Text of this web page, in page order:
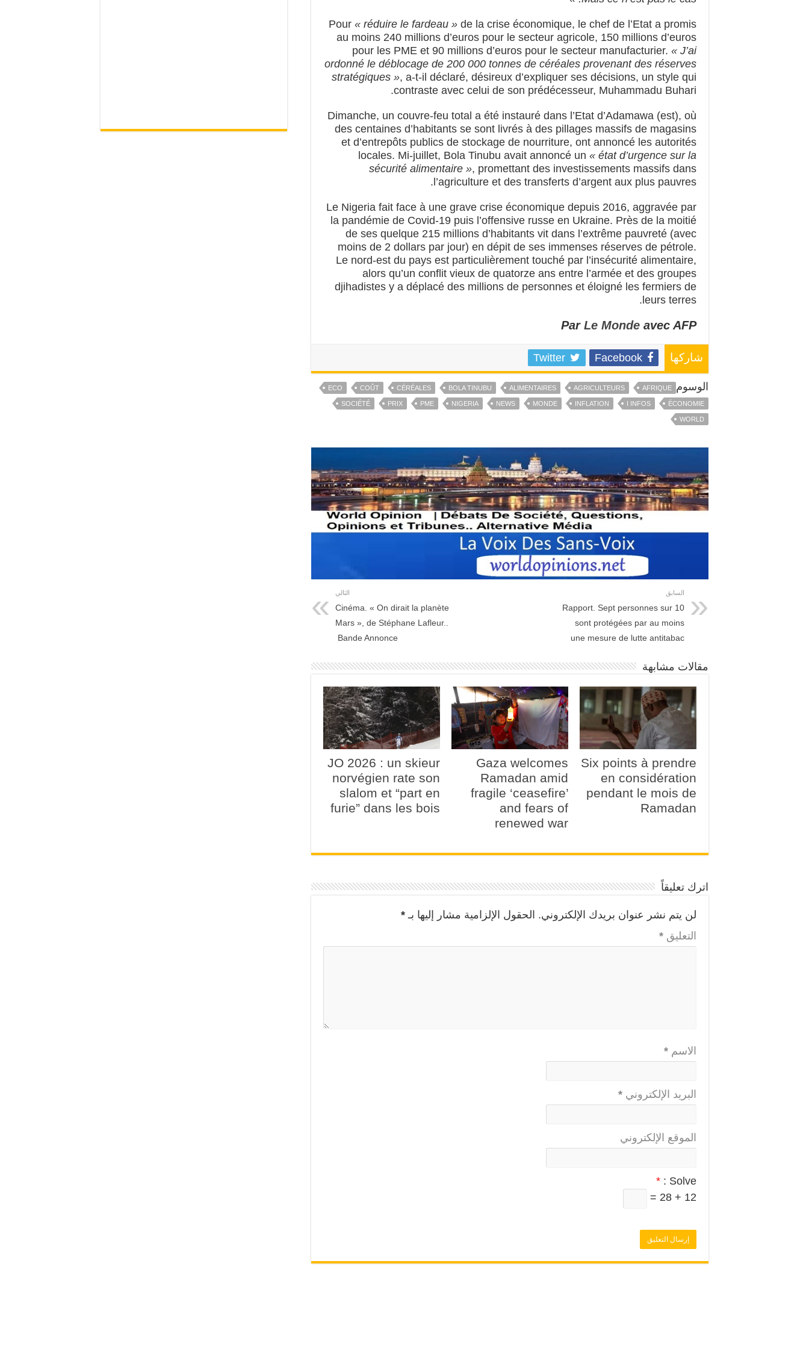
Pour « réduire le fardeau » de la crise économique, le chef de l’Etat a promis
au moins 240 millions d’euros pour le secteur agricole, 150 millions d’euros
pour les PME et 90 millions d’euros pour le secteur manufacturier. « J’ai
ordonné le déblocage de 200 000 tonnes de céréales provenant des réserves
stratégiques », a-t-il déclaré, désireux d’expliquer ses décisions, un style qui
contraste avec celui de son prédécesseur, Muhammadu Buhari.
Dimanche, un couvre-feu total a été instauré dans l’Etat d’Adamawa (est), où
des centaines d’habitants se sont livrés à des pillages massifs de magasins
et d’entrepôts publics de stockage de nourriture, ont annoncé les autorités
locales. Mi-juillet, Bola Tinubu avait annoncé un « état d’urgence sur la
sécurité alimentaire », promettant des investissements massifs dans
l’agriculture et des transferts d’argent aux plus pauvres.
Le Nigeria fait face à une grave crise économique depuis 2016, aggravée par
la pandémie de Covid-19 puis l’offensive russe en Ukraine. Près de la moitié
de ses quelque 215 millions d’habitants vit dans l’extrême pauvreté (avec
moins de 2 dollars par jour) en dépit de ses immenses réserves de pétrole.
Le nord-est du pays est particulièrement touché par l’insécurité alimentaire,
alors qu’un conflit vieux de quatorze ans entre l’armée et des groupes
djihadistes y a déplacé des millions de personnes et éloigné les fermiers de
leurs terres.
Par Le Monde avec AFP
شاركها Facebook
Twitter
الوسوم AFRIQUE
AGRICULTEURS
ALIMENTAIRES
BOLA TINUBU
CÉRÉALES
COÛT
ECO
ÉCONOMIE
I INFOS
INFLATION
MONDE
NEWS
NIGERIA
PME
PRIX
SOCIÉTÉ
WORLD
السابق
Rapport. Sept personnes sur 10
sont protégées par au moins
une mesure de lutte antitabac
التالي
Cinéma. « On dirait la planète
Mars », de Stéphane Lafleur..
Bande Annonce
مقالات مشابهة
Six points à prendre
en considération
pendant le mois de
Ramadan
Gaza welcomes
Ramadan amid
fragile ‘ceasefire’
and fears of
renewed war
JO 2026 : un skieur
norvégien rate son
slalom et “part en
furie” dans les bois
اترك تعليقاً
لن يتم نشر عنوان بريدك الإلكتروني. الحقول الإلزامية مشار إليها بـ *
التعليق *
الاسم *
البريد الإلكتروني *
الموقع الإلكتروني
Solve :
*
12 + 28 =